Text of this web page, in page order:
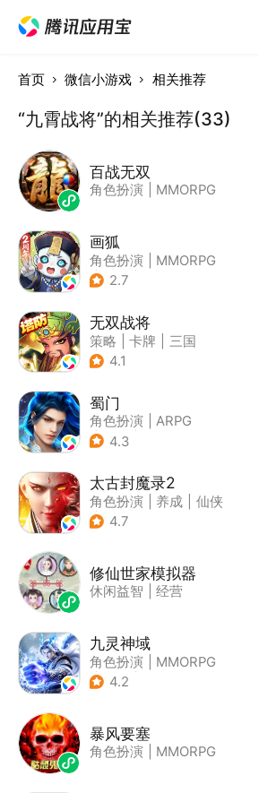
首页 微信小游戏 相关推荐
“九霄战将”的相关推荐(33)
百战无双
角色扮演 MMORPG
画狐
角色扮演
MMORPG
| 恐怖
2.7
无双战将
策略 卡牌
三国
| 中国风
4.1
蜀门
角色扮演
ARPG
| 仙侠
4.3
太古封魔录2
角色扮演 养成
仙侠
| 自由交易
4.7
修仙世家模拟器
休闲益智 经营
九灵神域
角色扮演
MMORPG
| 仙侠
4.2
暴风要塞
角色扮演 MMORPG